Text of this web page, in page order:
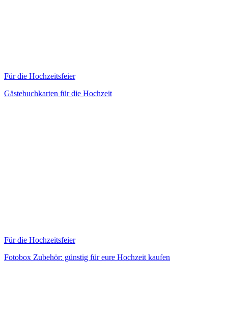
Für die Hochzeitsfeier
Gästebuchkarten für die Hochzeit
Für die Hochzeitsfeier
Fotobox Zubehör: günstig für eure Hochzeit kaufen